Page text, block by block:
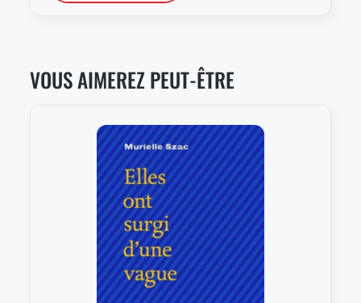
VOUS AIMEREZ PEUT-ÊTRE